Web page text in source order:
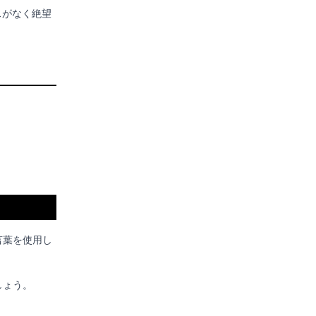
なく絶望
を使用し
う。